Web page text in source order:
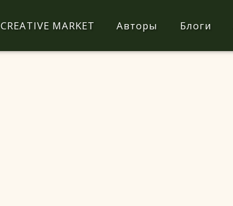
CREATIVE MARKET Авторы Блоги